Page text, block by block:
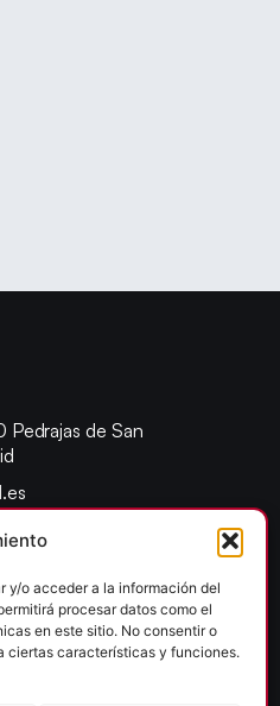
y/o acceder a la información del
procesar datos como el
en este sitio. No consentir o
ciertas características y funciones.
Pedrajas de San